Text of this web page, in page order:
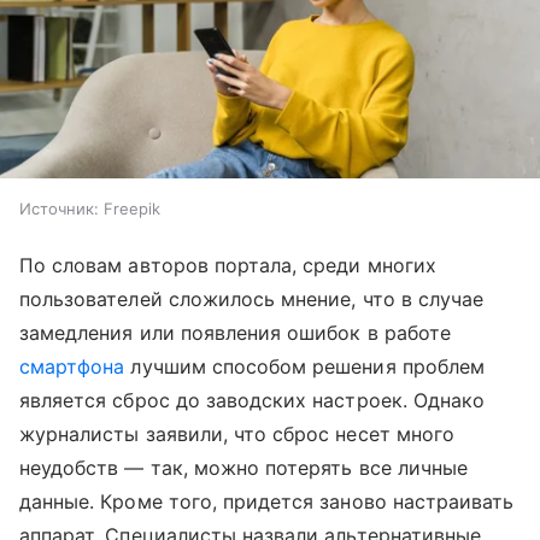
Источник: Freepik
По словам авторов портала, среди многих
пользователей сложилось мнение, что в случае
замедления или появления ошибок в работе
смартфона лучшим способом решения проблем
является сброс до заводских настроек. Однако
журналисты заявили, что сброс несет много
неудобств — так, можно потерять все личные
данные. Кроме того, придется заново настраивать
аппарат. Специалисты назвали альтернативные